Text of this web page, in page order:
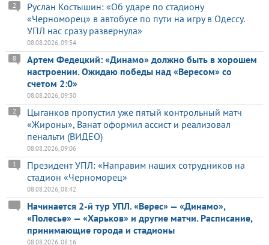
Руслан Костышин: «Об ударе по стадиону
«Черноморец» в автобусе по пути на игру в Одессу.
УПЛ нас сразу развернула»
2
08.08.2026, 09:54
Артем Федецкий: «Динамо» должно быть в хорошем
настроении. Ожидаю победы над «Вересом» со
счетом 2:0»
8
08.08.2026, 09:30
Цыганков пропустил уже пятый контрольный матч
«Жироны», Ванат оформил ассист и реализовал
пенальти (ВИДЕО)
2
08.08.2026, 09:06
Президент УПЛ: «Направим наших сотрудников на
стадион «Черноморец»
1
08.08.2026, 08:42
Начинается 2-й тур УПЛ. «Верес» — «Динамо»,
«Полесье» — «Харьков» и другие матчи. Расписание,
принимающие города и стадионы
08.08.2026, 08:16